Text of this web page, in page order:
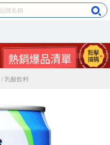
/ 乳酸飲料